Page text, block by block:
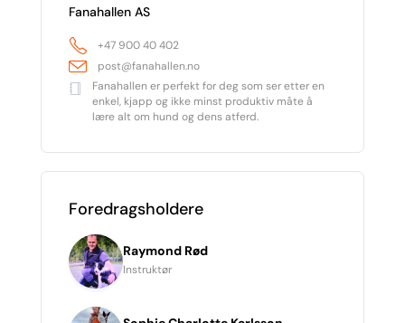
Fanahallen AS
+47 900 40 402
post@fanahallen.no
Fanahallen er perfekt for deg som ser etter en
enkel, kjapp og ikke minst produktiv måte å
lære alt om hund og dens atferd.
Foredragsholdere
Raymond Rød
Instruktør